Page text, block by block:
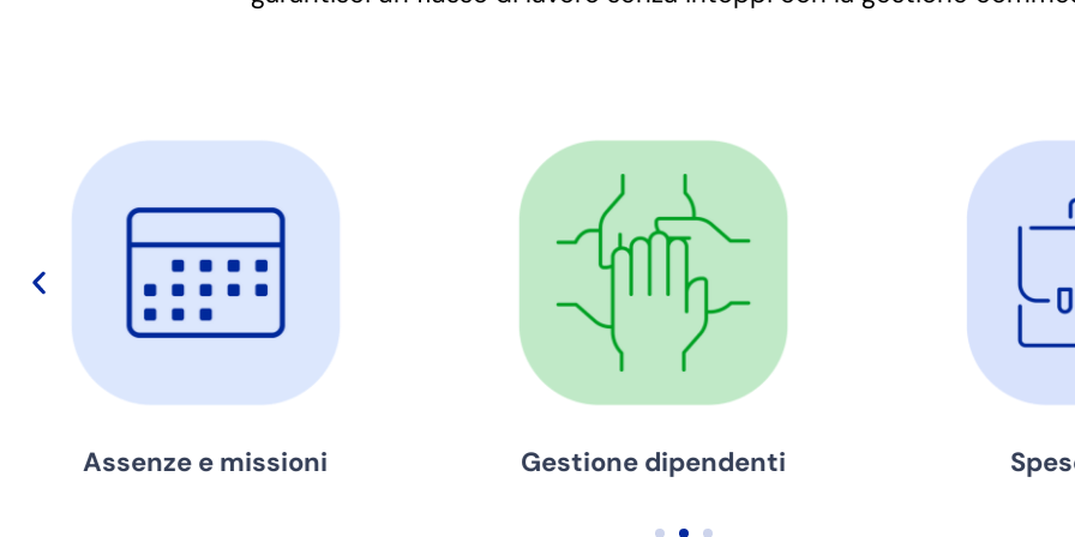
Gestione dipendenti Spese e viaggi